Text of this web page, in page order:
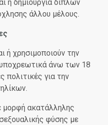
η δημιουργία διπλών
άλλου μέλους.
ή χρησιμοποιούν την
υποχρεωτικά άνω των 18
για την
μορφή ακατάλληλης
φύσης με